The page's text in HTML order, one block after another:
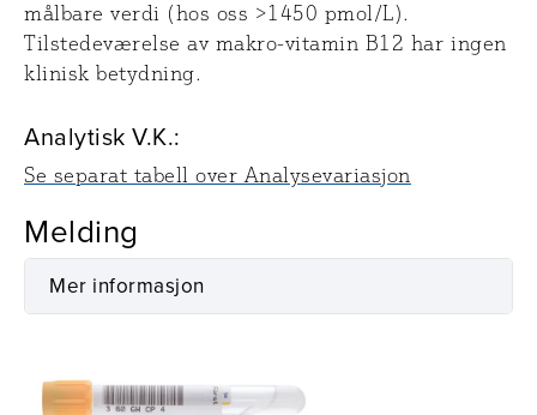
målbare verdi (hos oss >1450 pmol/L).
Tilstedeværelse av makro-vitamin B12 har ingen
klinisk betydning.
Analytisk V.K.:
Se separat tabell over Analysevariasjon
Melding
Mer informasjon
Prøvetaking
Utstyr